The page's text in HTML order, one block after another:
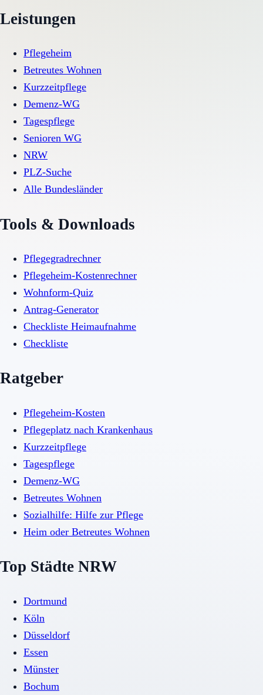
Leistungen
Pflegeheim
Betreutes Wohnen
Kurzzeitpflege
Demenz-WG
Tagespflege
Senioren WG
NRW
PLZ-Suche
Alle Bundesländer
Tools & Downloads
Pflegegradrechner
Pflegeheim-Kostenrechner
Wohnform-Quiz
Antrag-Generator
Checkliste Heimaufnahme
Checkliste
Ratgeber
Pflegeheim-Kosten
Pflegeplatz nach Krankenhaus
Kurzzeitpflege
Tagespflege
Demenz-WG
Betreutes Wohnen
Sozialhilfe: Hilfe zur Pflege
Heim oder Betreutes Wohnen
Top Städte NRW
Dortmund
Köln
Düsseldorf
Essen
Münster
Bochum